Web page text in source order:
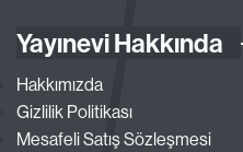
Yayınevi Hakkında
Hakkımızda
Gizlilik Politikası
Mesafeli Satış Sözleşmesi